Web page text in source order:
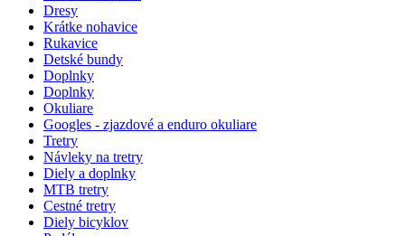
Dresy
Krátke nohavice
Rukavice
Detské bundy
Doplnky
Doplnky
Okuliare
Googles - zjazdové a enduro okuliare
Tretry
Návleky na tretry
Diely a doplnky
MTB tretry
Cestné tretry
Diely bicyklov